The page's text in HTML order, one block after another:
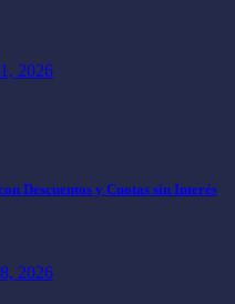
2026
Descuentos y Cuotas sin Interés
2026